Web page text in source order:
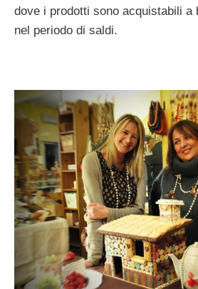
dove i prodotti sono acquistabili a
nel periodo di saldi.